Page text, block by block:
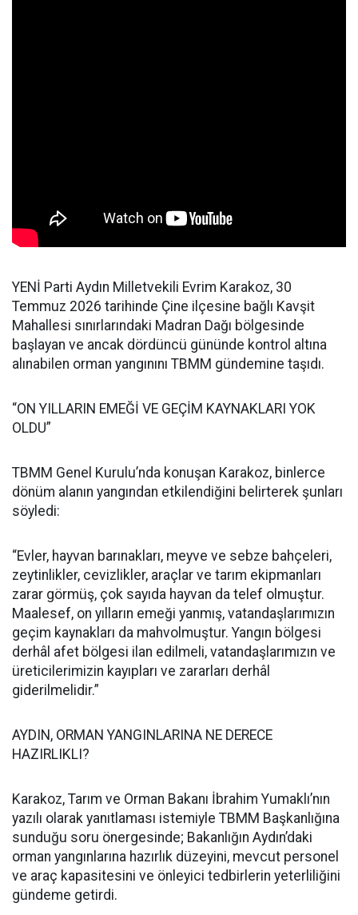
YENİ Parti Aydın Milletvekili Evrim Karakoz, 30
Temmuz 2026 tarihinde Çine ilçesine bağlı Kavşit
Mahallesi sınırlarındaki Madran Dağı bölgesinde
başlayan ve ancak dördüncü gününde kontrol altına
alınabilen orman yangınını TBMM gündemine taşıdı.
“ON YILLARIN EMEĞİ VE GEÇİM KAYNAKLARI YOK
OLDU”
TBMM Genel Kurulu’nda konuşan Karakoz, binlerce
dönüm alanın yangından etkilendiğini belirterek şunları
söyledi:
“Evler, hayvan barınakları, meyve ve sebze bahçeleri,
zeytinlikler, cevizlikler, araçlar ve tarım ekipmanları
zarar görmüş, çok sayıda hayvan da telef olmuştur.
Maalesef, on yılların emeği yanmış, vatandaşlarımızın
geçim kaynakları da mahvolmuştur. Yangın bölgesi
derhâl afet bölgesi ilan edilmeli, vatandaşlarımızın ve
üreticilerimizin kayıpları ve zararları derhâl
giderilmelidir.”
AYDIN, ORMAN YANGINLARINA NE DERECE
HAZIRLIKLI?
Karakoz, Tarım ve Orman Bakanı İbrahim Yumaklı’nın
yazılı olarak yanıtlaması istemiyle TBMM Başkanlığına
sunduğu soru önergesinde; Bakanlığın Aydın’daki
orman yangınlarına hazırlık düzeyini, mevcut personel
ve araç kapasitesini ve önleyici tedbirlerin yeterliliğini
gündeme getirdi.